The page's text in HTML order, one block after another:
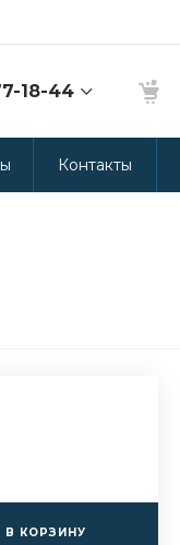
18-44
49
15
Контакты
В КОРЗИНУ